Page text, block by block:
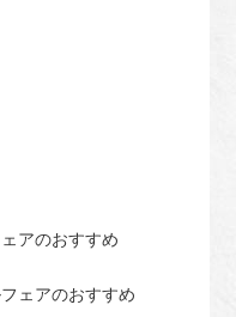
アのおすすめ
ェアのおすすめ